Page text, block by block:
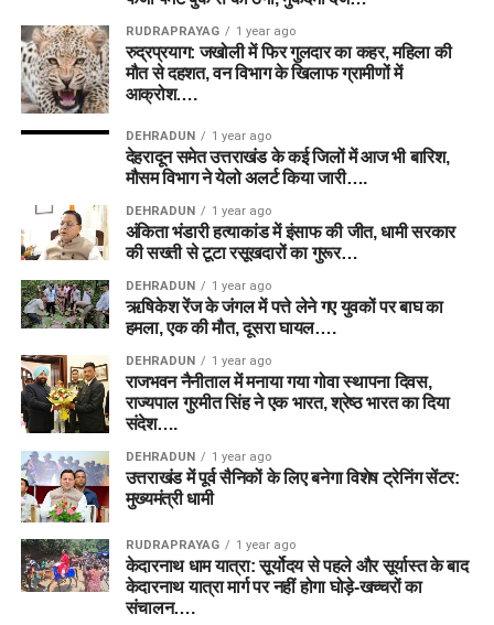
RUDRAPRAYAG 1 year ago
रुद्रप्रयाग: जखोली में फिर गुलदार का कहर, महिला की
मौत से दहशत, वन विभाग के खिलाफ ग्रामीणों में
आक्रोश….
DEHRADUN 1 year ago
देहरादून समेत उत्तराखंड के कई जिलों में आज भी बारिश,
मौसम विभाग ने येलो अलर्ट किया जारी….
DEHRADUN 1 year ago
अंकिता भंडारी हत्याकांड में इंसाफ की जीत, धामी सरकार
की सख्ती से टूटा रसूखदारों का गुरूर…
DEHRADUN 1 year ago
ऋषिकेश रेंज के जंगल में पत्ते लेने गए युवकों पर बाघ का
हमला, एक की मौत, दूसरा घायल….
DEHRADUN 1 year ago
राजभवन नैनीताल में मनाया गया गोवा स्थापना दिवस,
राज्यपाल गुरमीत सिंह ने एक भारत, श्रेष्ठ भारत का दिया
संदेश….
DEHRADUN 1 year ago
उत्तराखंड में पूर्व सैनिकों के लिए बनेगा विशेष ट्रेनिंग सेंटर:
मुख्यमंत्री धामी
RUDRAPRAYAG 1 year ago
केदारनाथ धाम यात्रा: सूर्योदय से पहले और सूर्यास्त के बाद
केदारनाथ यात्रा मार्ग पर नहीं होगा घोड़े-खच्चरों का
संचालन….